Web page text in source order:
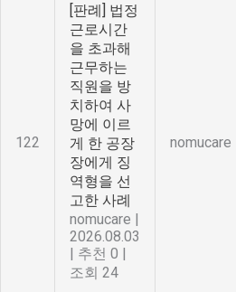
122
[판례] 법정
근로시간
을 초과해
근무하는
직원을 방
치하여 사
망에 이르
게 한 공장
장에게 징
역형을 선
고한 사례
nomucare |
2026.08.03
| 추천 0 |
조회 24
nomucare